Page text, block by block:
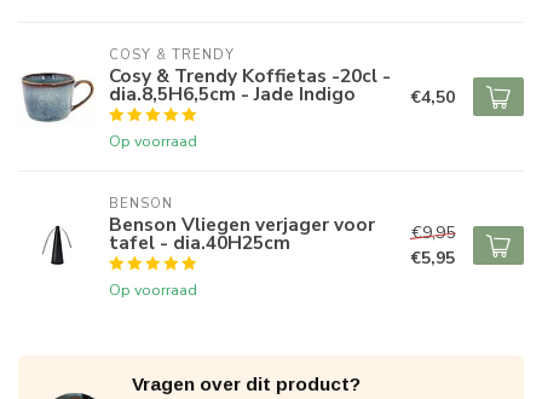
COSY & TRENDY
Cosy & Trendy Koffietas -20cl -
dia.8,5H6,5cm - Jade Indigo
Op voorraad
€4,50
BENSON
Benson Vliegen verjager voor
tafel - dia.40H25cm
Op voorraad
€9,95
€5,95
Vragen over dit product?